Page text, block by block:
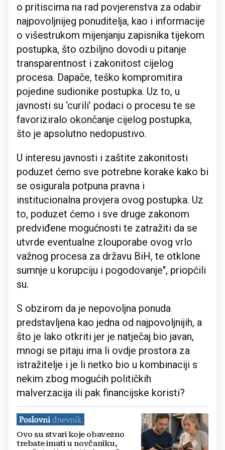
o pritiscima na rad povjerenstva za odabir
najpovoljnijeg ponuditelja, kao i informacije
o višestrukom mijenjanju zapisnika tijekom
postupka, što ozbiljno dovodi u pitanje
transparentnost i zakonitost cijelog
procesa. Dapače, teško kompromitira
pojedine sudionike postupka. Uz to, u
javnosti su ‘curili’ podaci o procesu te se
favoriziralo okončanje cijelog postupka,
što je apsolutno nedopustivo.
U interesu javnosti i zaštite zakonitosti
poduzet ćemo sve potrebne korake kako bi
se osigurala potpuna pravna i
institucionalna provjera ovog postupka. Uz
to, poduzet ćemo i sve druge zakonom
predviđene mogućnosti te zatražiti da se
utvrde eventualne zlouporabe ovog vrlo
važnog procesa za državu BiH, te otklone
sumnje u korupciju i pogodovanje", priopćili
su.
S obzirom da je nepovoljna ponuda
predstavljena kao jedna od najpovoljnijih, a
što je lako otkriti jer je natječaj bio javan,
mnogi se pitaju ima li ovdje prostora za
istražitelje i je li netko bio u kombinaciji s
nekim zbog mogućih političkih
malverzacija ili pak financijske koristi?
Ovo su stvari koje obavezno
trebate imati u novčaniku,